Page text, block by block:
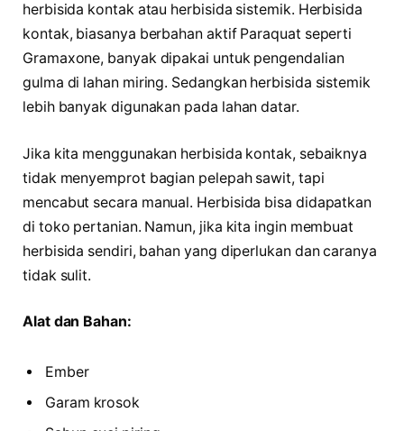
herbisida kontak atau herbisida sistemik. Herbisida
kontak, biasanya berbahan aktif Paraquat seperti
Gramaxone, banyak dipakai untuk pengendalian
gulma di lahan miring. Sedangkan herbisida sistemik
lebih banyak digunakan pada lahan datar.
Jika kita menggunakan herbisida kontak, sebaiknya
tidak menyemprot bagian pelepah sawit, tapi
mencabut secara manual. Herbisida bisa didapatkan
di toko pertanian. Namun, jika kita ingin membuat
herbisida sendiri, bahan yang diperlukan dan caranya
tidak sulit.
Alat dan Bahan:
Ember
Garam krosok